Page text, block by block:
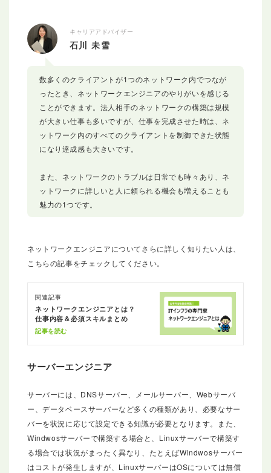
キャリアアドバイザー
石川 未雪
数多くのクライアントが1つのネットワーク内でつなが
ったとき、ネットワークエンジニアのやりがいを感じる
ことができます。法人相手のネットワークの構築は規模
が大きい仕事も多いですが、仕事を完成させた時は、ネ
ットワーク内のすべてのクライアントを制御できた状態
になり達成感も大きいです。
また、ネットワークのトラブルは日常でも時々あり、ネ
ットワークに詳しいと人に頼られる機会も増えることも
魅力の1つです。
ネットワークエンジニアについてさらに詳しく知りたい人は、
こちらの記事をチェックしてください。
関連記事
ネットワークエンジニアとは？
仕事内容＆必須スキルまとめ
記事を読む
サーバーエンジニア
サーバーには、DNSサーバー、メールサーバー、Webサーバ
ー、データベースサーバーなど多くの種類があり、必要なサー
バーを状況に応じて設定できる知識が必要となります。また、
Windwosサーバーで構築する場合と、Linuxサーバーで構築す
る場合では状況がまったく異なり、たとえばWindwosサーバー
はコストが発生しますが、LinuxサーバーはOSについては無償